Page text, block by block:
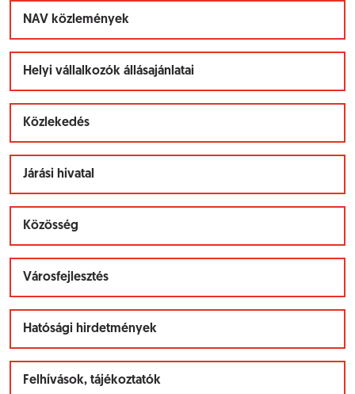
NAV közlemények
Helyi vállalkozók állásajánlatai
Közlekedés
Járási hivatal
Közösség
Városfejlesztés
Hatósági hirdetmények
Felhívások, tájékoztatók